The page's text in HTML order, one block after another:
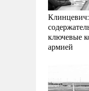
ключевые
армией